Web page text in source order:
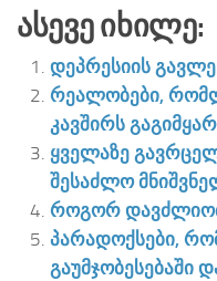
Ასევე Იხილე:
დეპრესიის
რეალობები,
კავშირს
ყველაზე
შესაძლო
როგორ დავძლიოთ
პარადოქსები,
გაუმჯობესებაში